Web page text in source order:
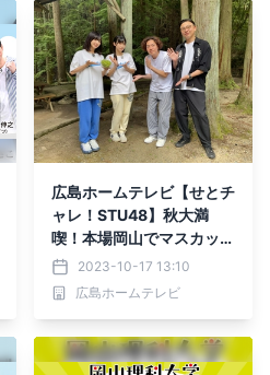
広島ホームテレビ【せとチ
ャレ！STU48】秋大満
喫！本場岡山でマスカット
堪能ツアー！
2023-10-17 13:10
広島ホームテレビ